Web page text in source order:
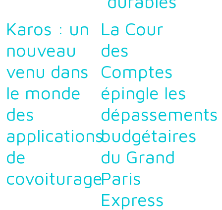
Karos : un
nouveau
venu dans
le monde
des
applications
de
covoiturage
La Cour
des
Comptes
épingle les
dépassements
budgétaires
du Grand
Paris
Express